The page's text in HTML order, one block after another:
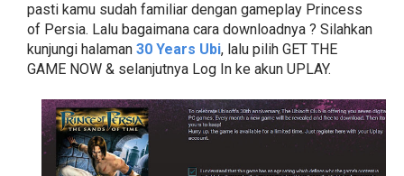
pasti kamu sudah familiar dengan gameplay Princess
of Persia. Lalu bagaimana cara downloadnya ? Silahkan
kunjungi halaman 30 Years Ubi, lalu pilih GET THE
GAME NOW & selanjutnya Log In ke akun UPLAY.